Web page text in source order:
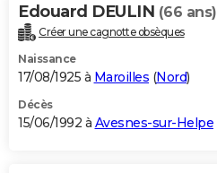
Edouard DEULIN (66 ans)
Créer une cagnotte obsèques
Naissance
17/08/1925 à Maroilles (Nord)
Décès
15/06/1992 à Avesnes-sur-Helpe